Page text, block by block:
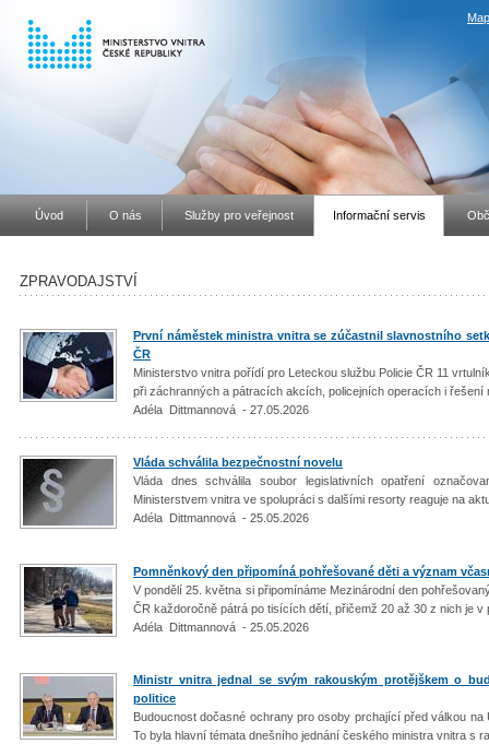
Úvod O nás Služby pro veřejnost Informační servis
ZPRAVODAJSTVÍ
První náměstek ministra vnitra se zúčastnil slavnostního
ČR
Ministerstvo vnitra pořídí pro Leteckou službu Policie ČR 11
při záchranných a pátracích akcích, policejních operacích i řešení
Adéla Dittmannová - 27.05.2026
Vláda schválila bezpečnostní novelu
Vláda dnes schválila soubor legislativních opatření
Ministerstvem vnitra ve spolupráci s dalšími resorty reaguje na
Adéla Dittmannová - 25.05.2026
Pomněnkový den připomíná pohřešované děti a význam
V pondělí 25. května si připomínáme Mezinárodní den
ČR každoročně pátrá po tisících dětí, přičemž 20 až 30 z nich je
Adéla Dittmannová - 25.05.2026
Ministr vnitra jednal se svým rakouským protějškem o
politice
Budoucnost dočasné ochrany pro osoby prchající před válkou
To byla hlavní témata dnešního jednání českého ministra vnitra s